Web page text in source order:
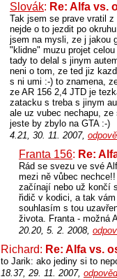
Slovák: Re: Alfa vs.
Tak jsem se prave vratil
nejde o to jezdit po
jsem na mysli, ze j jakou
"klidne" muzu projet
tady to delal s jinym
neni o tom, ze ted jiz
s ni umi :-) to znamena,
ze AR 156 2,4 JTD je
zatacku s treba s jinym
ale uz vubec nechapu,
jeste by zbylo na GTA :-)
4.21, 30. 11. 2007,
Franta 156: Re:
Rád se svezu ve své
mezi ně vůbec
začínají nebo už končí
řidič v kodici, a tak
souhlasím s tou
života. Franta - možná
20.20, 5. 2. 2008,
Richard: Re: Alfa vs.
to Jarik: ako jediny si to
18.37, 29. 11. 2007,